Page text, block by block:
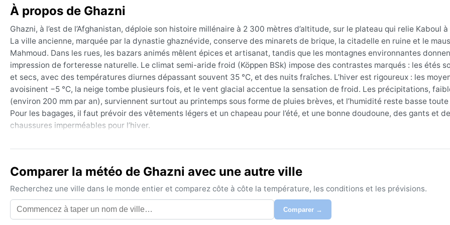
À propos de Ghazni
Ghazni, à l’est de l’Afghanistan, déploie son histoire millénaire à 2 300 mètres d’altitude, sur le plateau qui relie Kaboul à
La ville ancienne, marquée par la dynastie ghaznévide, conserve des minarets de brique, la citadelle en ruine et le
Mahmoud. Dans les rues, les bazars animés mêlent épices et artisanat, tandis que les montagnes environnantes
impression de forteresse naturelle. Le climat semi-aride froid (Köppen BSk) impose des contrastes marqués : les étés
et secs, avec des températures diurnes dépassant souvent 35 °C, et des nuits fraîches. L’hiver est rigoureux : les
avoisinent −5 °C, la neige tombe plusieurs fois, et le vent glacial accentue la sensation de froid. Les précipitations,
(environ 200 mm par an), surviennent surtout au printemps sous forme de pluies brèves, et l’humidité reste basse toute
Pour les bagages, il faut prévoir des vêtements légers et un chapeau pour l’été, et une bonne doudoune, des gants et
chaussures imperméables pour l’hiver.
praticable mais les journées sont brûlantes ; l’hiver, malgré la neige qui peut bloquer les routes, offre un paysage
lumière particulière. Les phénomènes météorologiques notables incluent des tempêtes de poussière en été, liées aux
et parfois des averses de grêle au printemps. Le brouillard est rare mais possible en décembre-janvier. En somme,
climat typique des hauts plateaux arides : des saisons bien tranchées, un air sec, et une beauté austère qui séduit les
en quête d’histoire et de grands espaces.
Comparer la météo de Ghazni avec une autre ville
Recherchez une ville dans le monde entier et comparez côte à côte la température, les conditions et les prévisions.
Comparer →